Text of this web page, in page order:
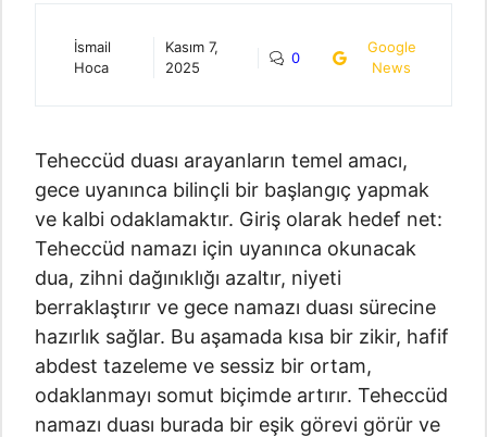
İsmail
Hoca
Kasım 7,
2025
0
Google
News
Teheccüd duası arayanların temel amacı,
gece uyanınca bilinçli bir başlangıç yapmak
ve kalbi odaklamaktır. Giriş olarak hedef net:
Teheccüd namazı için uyanınca okunacak
dua, zihni dağınıklığı azaltır, niyeti
berraklaştırır ve gece namazı duası sürecine
hazırlık sağlar. Bu aşamada kısa bir zikir, hafif
abdest tazeleme ve sessiz bir ortam,
odaklanmayı somut biçimde artırır. Teheccüd
namazı duası burada bir eşik görevi görür ve